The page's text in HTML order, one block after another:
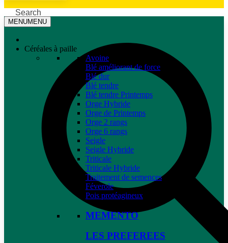
Search
MENUMENU
Céréales à paille
Avoine
Blé améliorant de force
Blé dur
Blé tendre
Blé tendre Printemps
Orge Hybride
Orge de Printemps
Orge 2 rangs
Orge 6 rangs
Seigle
Seigle Hybride
Triticale
Triticale Hybride
Traitement de semences
Féverole
Pois protéagineux
MEMENTO
LES PREFEREES